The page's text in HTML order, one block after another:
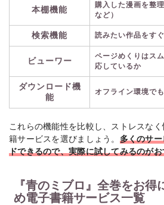
本棚機能
購入した漫画を整
など）
検索機能 読みたい作品をす
ビューワー
ページめくりはス
応しているか
ダウンロード機
能
オフライン環境で
これらの機能性を比較し、ストレスな
籍サービスを選びましょう。 多くのサ
ドできるので、実際に試してみるのが
『青のミブロ』全巻をお得
め電子書籍サービス一覧